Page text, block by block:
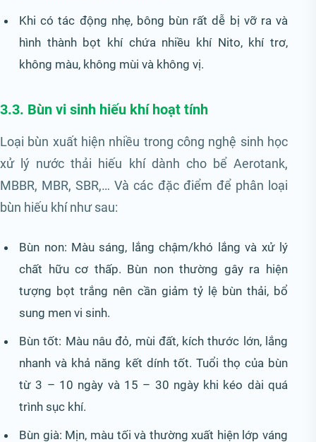
Khi có tác động nhẹ, bông bùn rất dễ bị vỡ ra và
hình thành bọt khí chứa nhiều khí Nito, khí trơ,
không màu, không mùi và không vị.
3.3. Bùn vi sinh hiếu khí hoạt tính
Loại bùn xuất hiện nhiều trong công nghệ sinh học
xử lý nước thải hiếu khí dành cho bể Aerotank,
MBBR, MBR, SBR,… Và các đặc điểm để phân loại
bùn hiếu khí như sau:
Bùn non: Màu sáng, lắng chậm/khó lắng và xử lý
chất hữu cơ thấp. Bùn non thường gây ra hiện
tượng bọt trắng nên cần giảm tỷ lệ bùn thải, bổ
sung men vi sinh.
Bùn tốt: Màu nâu đỏ, mùi đất, kích thước lớn, lắng
nhanh và khả năng kết dính tốt. Tuổi thọ của bùn
từ 3 – 10 ngày và 15 – 30 ngày khi kéo dài quá
trình sục khí.
Bùn già: Mịn, màu tối và thường xuất hiện lớp váng